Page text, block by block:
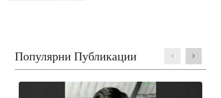
Популярни Публикации